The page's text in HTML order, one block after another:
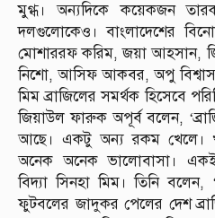
মুগ্ধ। অন্যদিকে কয়েকজন
দলগুলোকেও। বাংলাদেশের
মোশাররফ করিম, জয়া আহসান,
নিশো, আসিফ আকবর, অপু
মিম ব্রাজিলের সমর্থক হিসেবে
জিয়াউল ফারুক অপূর্ব বলেন,
আছে। একটু অন্য রকম খেলে।
অনেক অনেক ভালোবাসা।
বিদ্যা সিনহা মিম। তিনি
ফুটবলের জাদুকর পেলের দেশ